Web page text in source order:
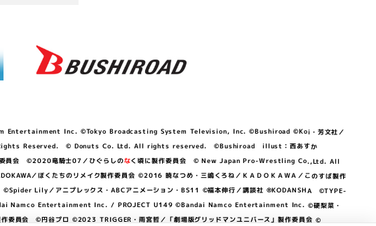
Inc. ©Tokyo Broadcasting System Television, Inc. ©Bushiroad ©Koi・芳文社／
Rights Reserved. © Donuts Co. Ltd. All rights reserved. ©Bushiroad illust：西あすか
員会 ©2020竜騎士07／ひぐらしのなく頃に製作委員会 © New Japan Pro-Wrestling Co.,Ltd. All
／ぼくたちのリメイク製作委員会 ©2016 暁なつめ・三嶋くろね／ＫＡＤＯＫＡＷＡ／このすば製作
Lily／アニプレックス・ABCアニメーション・BS11 ©福本伸行／講談社 ®KODANSHA ©TYPE-
Namco Entertainment Inc. / PROJECT U149 ©Bandai Namco Entertainment Inc. ©硬梨菜・
委員会 ©円谷プロ ©2023 TRIGGER・雨宮哲／「劇場版グリッドマンユニバース」製作委員会 ©